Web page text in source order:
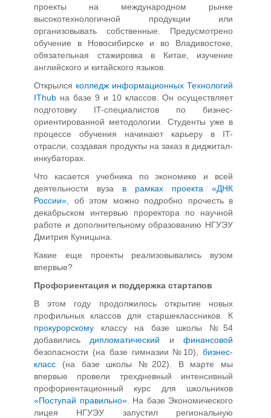
проекты на международном рынке
высокотехнологичной продукции или
организовывать собственные. Предусмотрено
обучение в Новосибирске и во Владивостоке,
обязательная стажировка в Китае, изучение
английского и китайского языков.
Открылся колледж информационных Технологий
IThub на базе 9 и 10 классов. Он осуществляет
подготовку IT-специалистов по бизнес-
ориентированной методологии. Студенты уже в
процессе обучения начинают карьеру в IT-
отрасли, создавая продукты на заказ в диджитал-
инкубаторах.
Что касается учебника по экономике и всей
деятельности вуза в рамках проекта «ДНК
России» , об этом можно подробно прочесть в
декабрьском интервью проректора по научной
работе и дополнительному образованию НГУЭУ
Дмитрия Куницына.
Какие еще проекты реализовывались вузом
впервые?
Профориентация и поддержка стартапов
В этом году продолжилось открытие новых
профильных классов для старшеклассников. К
прокурорскому классу на базе школы №54
добавились дипломатический ифинансовой
безопасности (на базе гимназии №10), бизнес-
класс (на базе школы №202). В марте мы
впервые провели трехдневный интенсивный
профориентационный курс для школьников
«Поступай правильно». На базе Экономического
лицея НГУЭУ запустил региональную